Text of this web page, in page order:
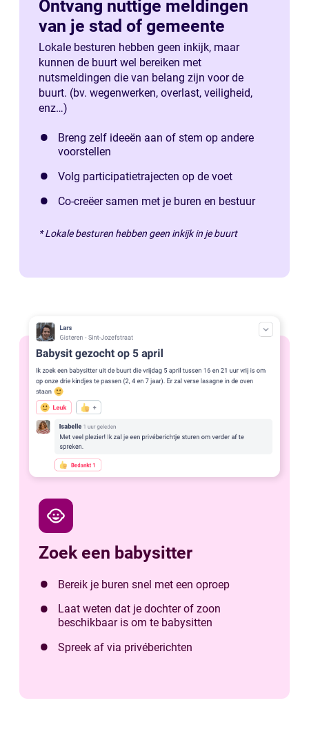
Ontvang nuttige meldingen
van je stad of gemeente
Lokale besturen hebben geen inkijk, maar
kunnen de buurt wel bereiken met
nutsmeldingen die van belang zijn voor de
buurt. (bv. wegenwerken, overlast, veiligheid,
enz…)
Breng zelf ideeën aan of stem op andere
voorstellen
Volg participatietrajecten op de voet
Co-creëer samen met je buren en bestuur
* Lokale besturen hebben geen inkijk in je buurt
child_care
Zoek een babysitter
Bereik je buren snel met een oproep
Laat weten dat je dochter of zoon
beschikbaar is om te babysitten
Spreek af via privéberichten